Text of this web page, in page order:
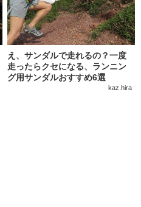
え、サンダルで走れるの？一度
走ったらクセになる、ランニン
グ用サンダルおすすめ6選
kaz.hira